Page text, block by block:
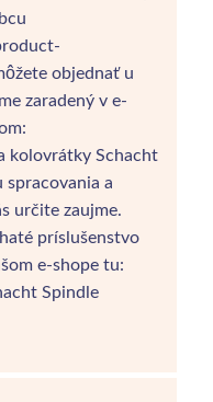
objednať u
zaradený v e-
kolovrátky Schacht
a
určite zaujme.
príslušenstvo
e-shope tu:
Spindle